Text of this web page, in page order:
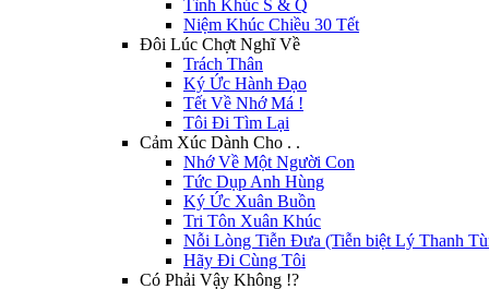
Tình Khúc S & Q
Niệm Khúc Chiều 30 Tết
Đôi Lúc Chợt Nghĩ Về
Trách Thân
Ký Ức Hành Đạo
Tết Về Nhớ Má !
Tôi Đi Tìm Lại
Cảm Xúc Dành Cho . .
Nhớ Về Một Người Con
Tức Dụp Anh Hùng
Ký Ức Xuân Buồn
Tri Tôn Xuân Khúc
Nỗi Lòng Tiễn Đưa (Tiễn biệt Lý Thanh
Hãy Đi Cùng Tôi
Có Phải Vậy Không !?